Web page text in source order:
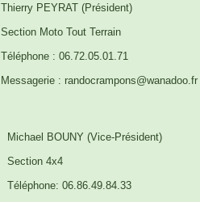
Thierry PEYRAT (Président)
Section Moto Tout Terrain
Téléphone : 06.72.05.01.71
Messagerie : randocrampons@wanadoo.fr
Michael BOUNY (Vice-Président)
Section 4x4
Téléphone: 06.86.49.84.33